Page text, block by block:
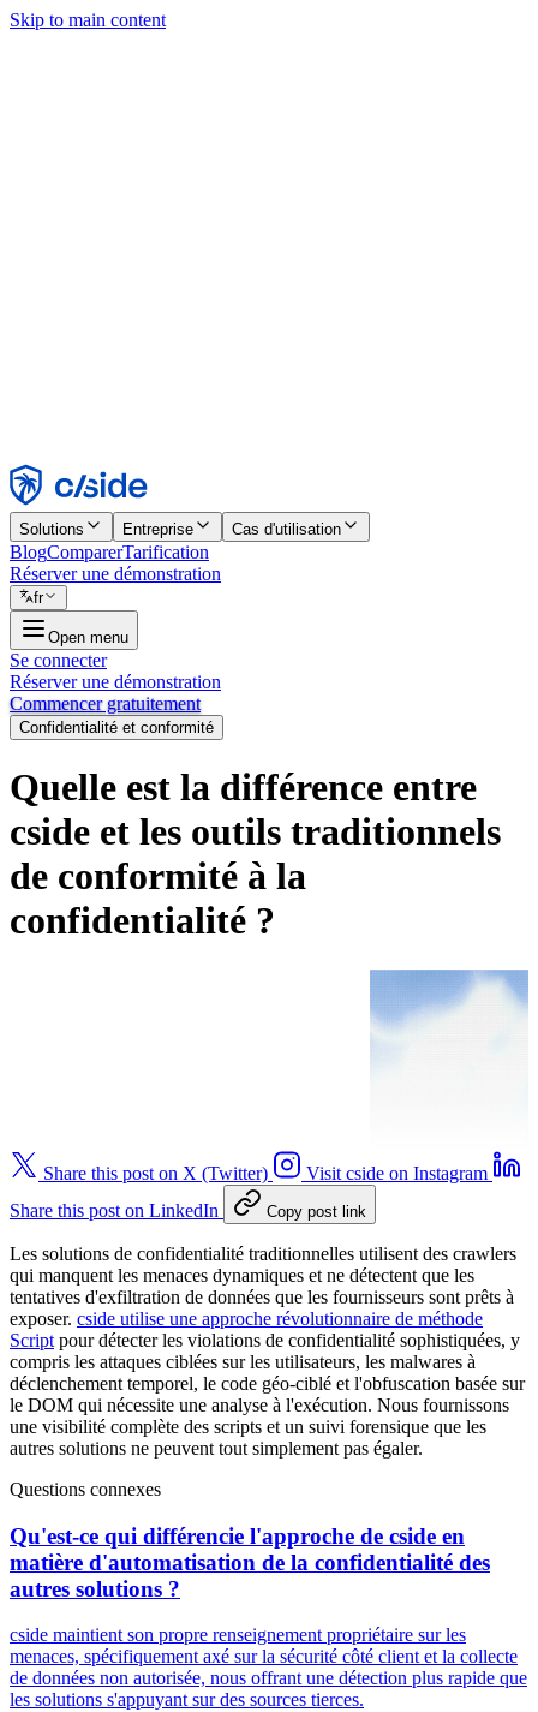
Skip to main content
Rejeter
Solutions Entreprise Cas d'utilisation
BlogComparerTarification
Réserver une démonstration
fr
Open menu
Se connecter
Réserver une démonstration
Commencer gratuitement
Confidentialité et conformité
Quelle est la différence entre
cside et les outils traditionnels
de conformité à la
confidentialité ?
Share this post on X (Twitter)
Visit cside on Instagram
Share this post on LinkedIn
Copy post link
Les solutions de confidentialité traditionnelles utilisent des crawlers
qui manquent les menaces dynamiques et ne détectent que les
tentatives d'exfiltration de données que les fournisseurs sont prêts à
exposer. cside utilise une approche révolutionnaire de méthode
Script pour détecter les violations de confidentialité sophistiquées, y
compris les attaques ciblées sur les utilisateurs, les malwares à
déclenchement temporel, le code géo-ciblé et l'obfuscation basée sur
le DOM qui nécessite une analyse à l'exécution. Nous fournissons
une visibilité complète des scripts et un suivi forensique que les
autres solutions ne peuvent tout simplement pas égaler.
Questions connexes
Qu'est-ce qui différencie l'approche de cside en
matière d'automatisation de la confidentialité des
autres solutions ?
cside maintient son propre renseignement propriétaire sur les
menaces, spécifiquement axé sur la sécurité côté client et la collecte
de données non autorisée, nous offrant une détection plus rapide que
les solutions s'appuyant sur des sources tierces.